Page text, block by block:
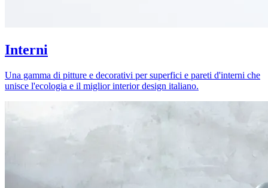
Interni
Una gamma di pitture e decorativi per superfici e pareti d'interni che
unisce l'ecologia e il miglior interior design italiano.